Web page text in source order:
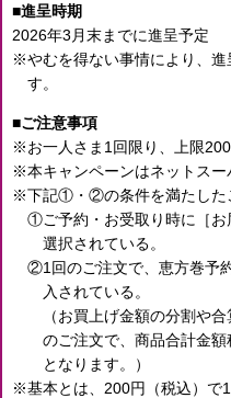
進呈時期
2026年3月末までに進呈予定
やむを得ない事情により、
す。
ご注意事項
お一人さま1回限り、上限
本キャンペーンはネットスー
下記①・②の条件を満たした
①ご予約・お受取り時に［お
選択されている。
②1回のご注文で、恵方巻予
入されている。
（お買上げ金額の分割や
のご注文で、商品合計金
となります。）
基本とは、200円（税込）で